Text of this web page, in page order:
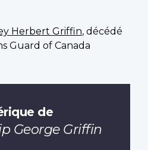
Herbert Griffin, décédé
Guard of Canada
de
George Griffin